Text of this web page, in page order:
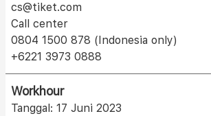
cs@tiket.com
Call center
0804 1500 878 (Indonesia only)
+6221 3973 0888
Workhour
Tanggal: 17 Juni 2023